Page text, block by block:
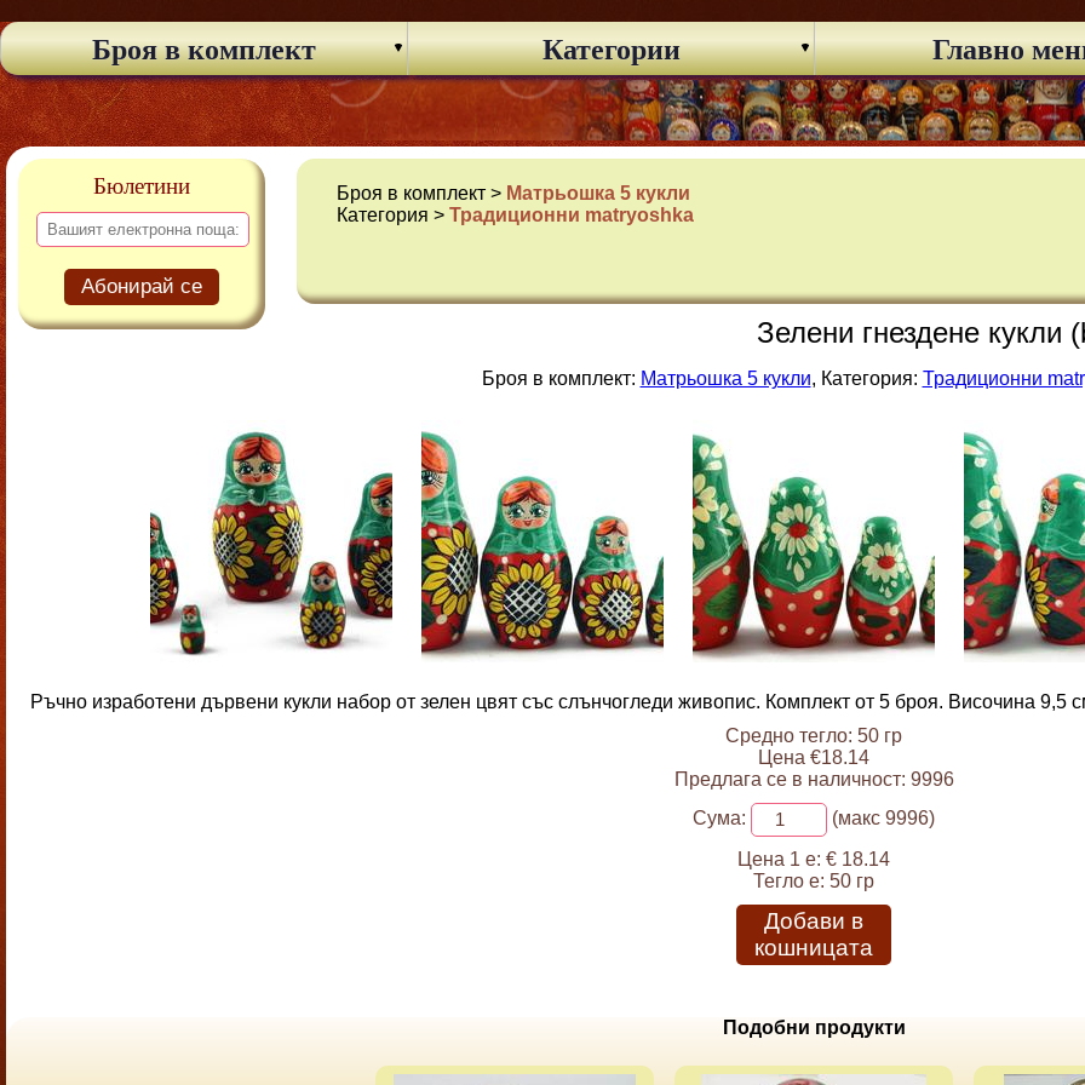
Броя в комплект Категории Главно
Бюлетини
Абонирай се
Броя в комплект > Матрьошка 5 кукли
Категория >Традиционни matryoshka
Зелени гнездене кукли
Броя в комплект: Матрьошка 5 кукли, Категория: Традиционни
Ръчно изработени дървени кукли набор от зелен цвят със слънчогледи живопис. Комплект от 5 броя. Височина 9,5
Средно тегло: 50 гр
Цена €18.14
Предлага се в наличност: 9996
Сума:
(макс 9996)
Цена 1 е: € 18.14
Тегло е: 50 гр
Добави в
кошницата
Подобни продукти